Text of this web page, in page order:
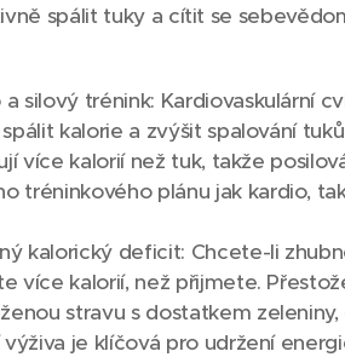
spálit tuky a cítit se
silový trénink: Kardiovaskulární
kalorie a zvýšit spalování
více kalorií než tuk, takže
tréninkového plánu jak kardio,
kalorický deficit: Chcete-li
více kalorií, než přijmete.
stravu s dostatkem
je klíčová pro udržení